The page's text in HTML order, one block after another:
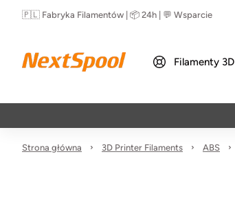
🇵🇱 Fabryka Filamentów | 📦 24h | 💬 Wsparcie
Filamenty 3D
Strona główna 3D Printer Filaments ABS